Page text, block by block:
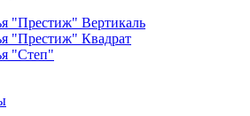
"Престиж" Вертикаль
"Престиж" Квадрат
"Степ"